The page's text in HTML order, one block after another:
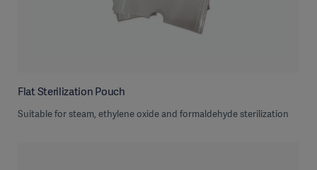
Flat Sterilization Pouch
Suitable for steam, ethylene oxide and formaldehyde sterilization